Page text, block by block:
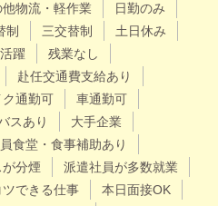
他物流・軽作業
日勤のみ
制 三交替制
土日休み
躍
残業なし
赴任交通費支給あり
ク通勤可
車通勤可
スあり
大手企業
食堂・食事補助あり
分煙
派遣社員が多数就業
ツできる仕事
本日面接OK